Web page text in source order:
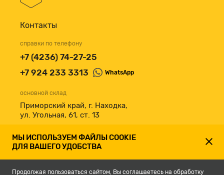
Контакты
справки по телефону
+7 (4236) 74-27-25
+7 924 233 3313
WhatsApp
основной склад
Приморский край, г. Находка,
ул. Угольная, 61, ст. 13
принимаем к оплате
МЫ ИСПОЛЬЗУЕМ ФАЙЛЫ COOKIE
ДЛЯ ВАШЕГО УДОБСТВА
Продолжая пользоваться сайтом, Вы соглашаетесь на обработку